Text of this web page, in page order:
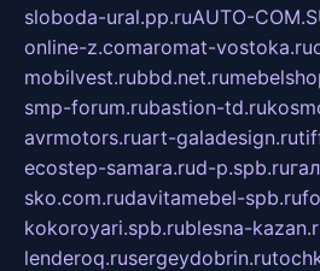
sloboda-ural.pp.ruAUTO-
online-z.comaromat-vostoka.ru
mobilvest.rubbd.net.ru
smp-forum.rubastion-td.ru
avrmotors.ruart-galadesign.ru
ecostep-samara.rud-p.spb.ru
sko.com.rudavitamebel-spb.ru
kokoroyari.spb.rublesna-
lenderoq.rusergeydobrin.ru